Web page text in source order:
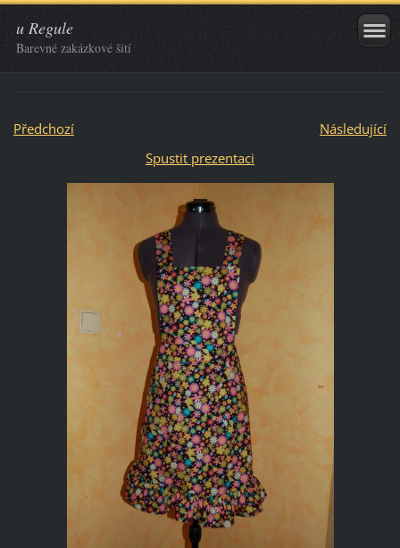
u Regule
Barevné zakázkové šití
Předchozí
Následující
Spustit prezentaci